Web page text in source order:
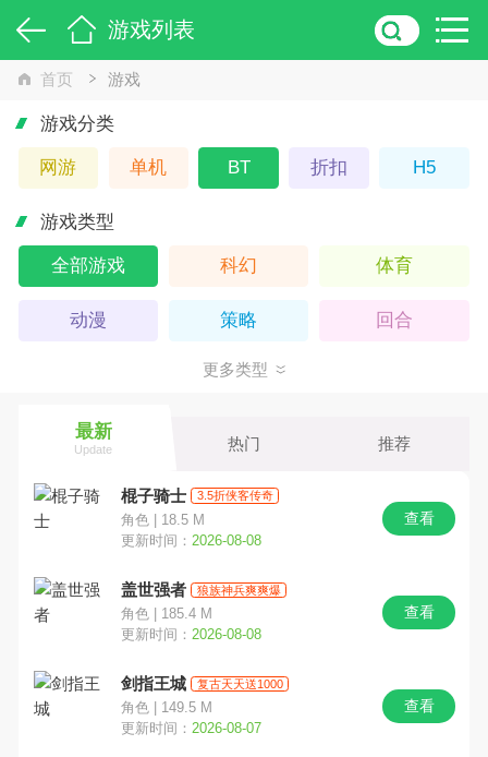
游戏列表
首页 游戏
游戏分类
网游 单机 BT 折扣 H5
游戏类型
全部游戏 科幻 体育
动漫 策略 回合
Q版
休闲
经营 射击
冒险 格斗 塔防
放置
竖版
更多类型
最新
Update 热门 推荐
棍子骑士 3.5折侠客传奇
角色 | 18.5 M
更新时间： 2026-08-08
查看
盖世强者 狼族神兵爽爽爆
角色 | 185.4 M
更新时间： 2026-08-08
查看
剑指王城 复古天天送1000
角色 | 149.5 M
更新时间： 2026-08-07
查看